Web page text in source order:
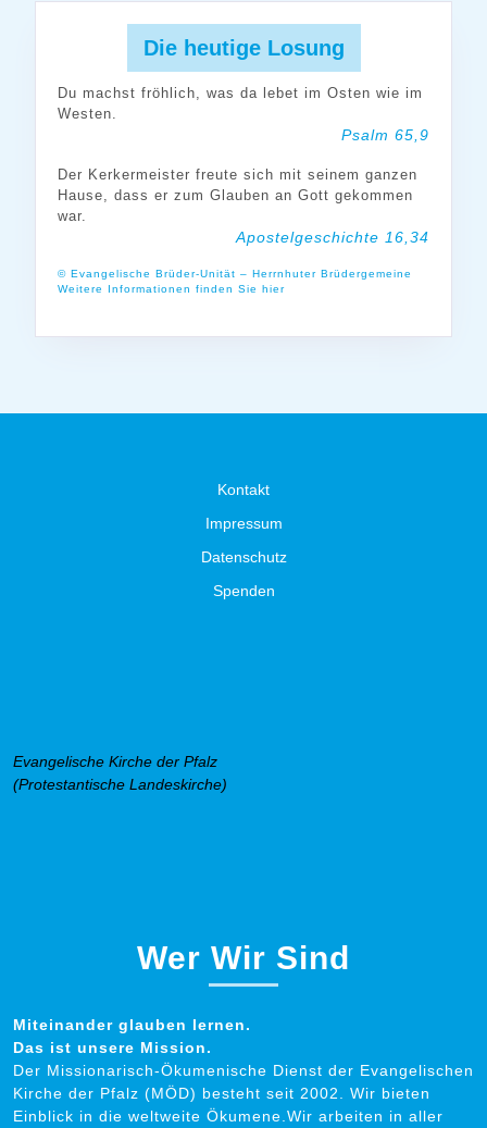
Die heutige Losung
Du machst fröhlich, was da lebet im Osten wie im
Westen.
Psalm 65,9
Der Kerkermeister freute sich mit seinem ganzen
Hause, dass er zum Glauben an Gott gekommen
war.
Apostelgeschichte 16,34
© Evangelische Brüder-Unität – Herrnhuter Brüdergemeine
Weitere Informationen finden Sie hier
Kontakt
Impressum
Datenschutz
Spenden
Evangelische Kirche der Pfalz
(Protestantische Landeskirche)
Wer Wir Sind
Miteinander glauben lernen.
Das ist unsere Mission.
Der Missionarisch-Ökumenische Dienst der Evangelischen
Kirche der Pfalz (MÖD) besteht seit 2002. Wir bieten
Einblick in die weltweite Ökumene.Wir arbeiten in aller